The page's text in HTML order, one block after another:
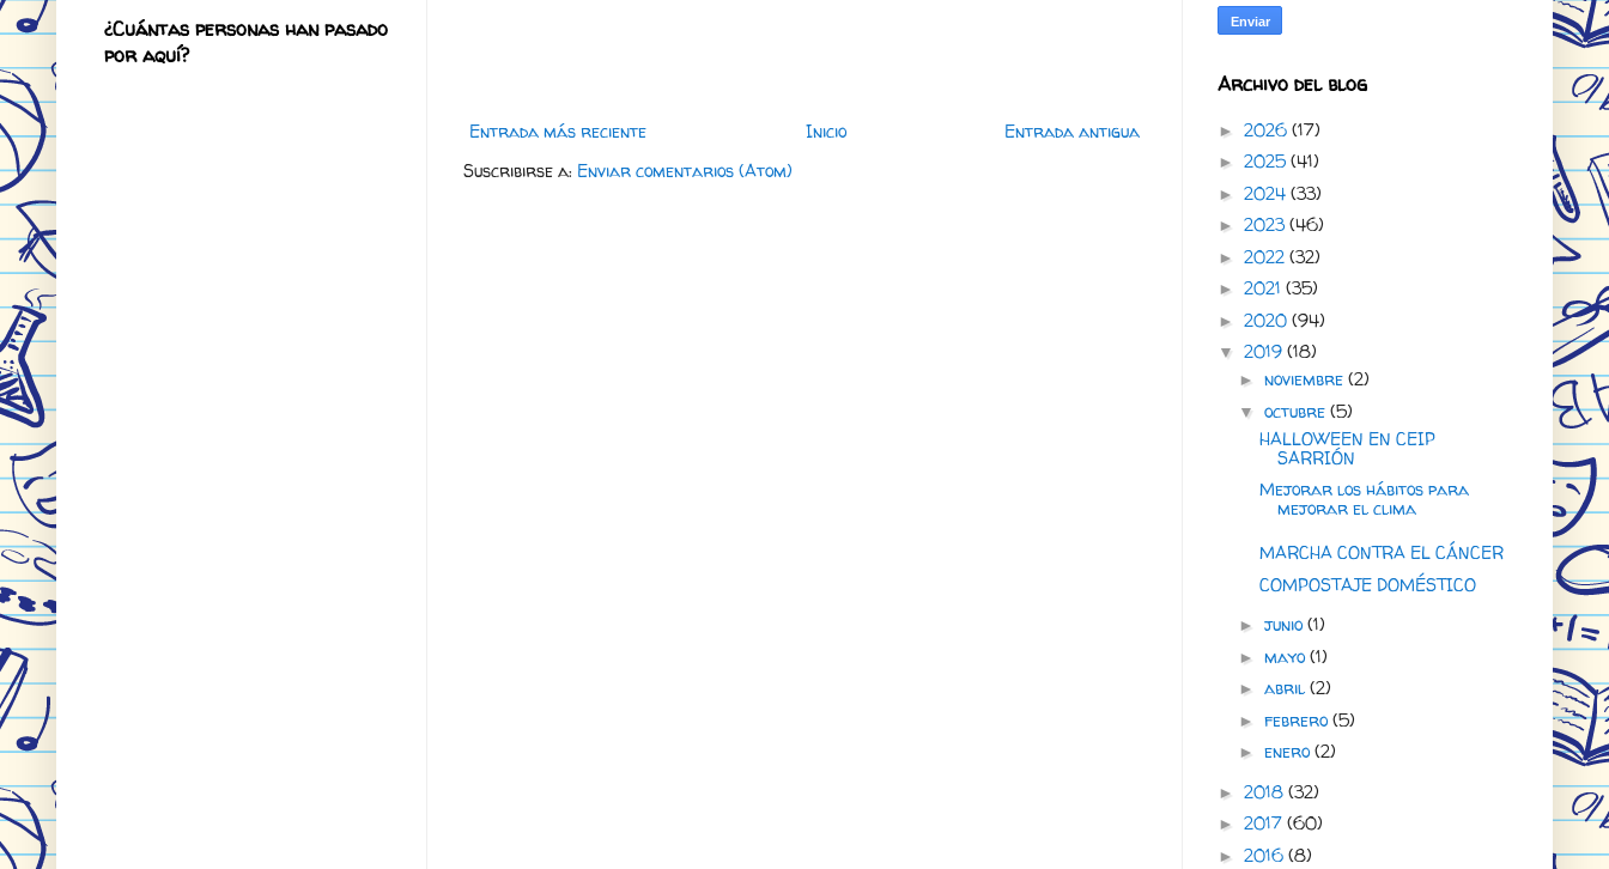
Entrada más reciente Entrada antigua
Inicio
Suscribirse a: Enviar comentarios (Atom)
¿Cuántas personas han pasado
por aquí?
Archivo del blog
► 2026 (17)
► 2025 (41)
► 2024 (33)
► 2023 (46)
► 2022 (32)
► 2021 (35)
► 2020 (94)
▼ 2019 (18)
► noviembre (2)
▼ octubre (5)
HALLOWEEN EN CEIP
SARRIÓN
Mejorar los hábitos para
mejorar el clima
MARCHA CONTRA EL CÁNCER
COMPOSTAJE DOMÉSTICO
► junio (1)
► mayo (1)
► abril (2)
► febrero (5)
► enero (2)
► 2018 (32)
► 2017 (60)
► 2016 (8)